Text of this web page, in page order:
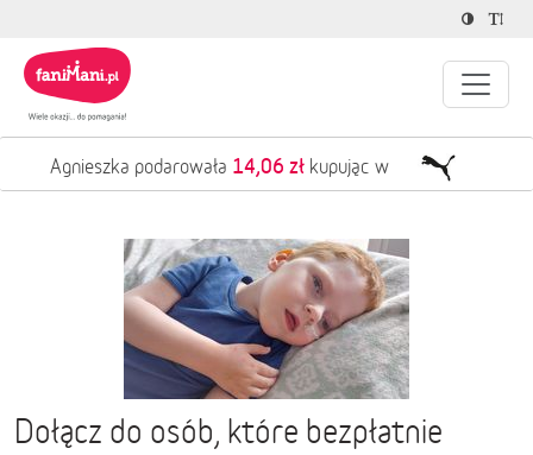
Agnieszka podarowała 14,06 zł kupując w
Dołącz do osób, które bezpłatnie